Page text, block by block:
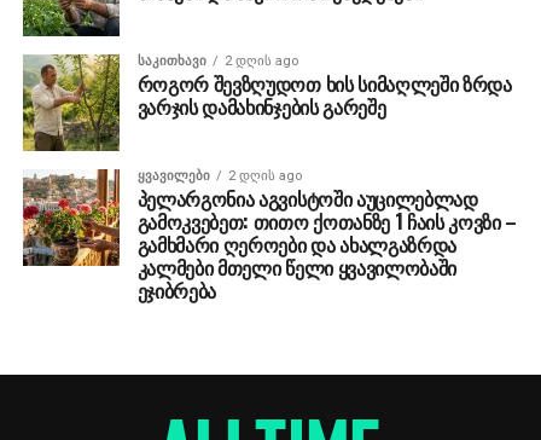
ᲡᲐᲙᲘᲗᲮᲐᲕᲘ 2 დღის ago
როგორ შევზღუდოთ ხის სიმაღლეში ზრდა
ვარჯის დამახინჯების გარეშე
ᲧᲕᲐᲕᲘᲚᲔᲑᲘ 2 დღის ago
პელარგონია აგვისტოში აუცილებლად
გამოკვებეთ: თითო ქოთანზე 1 ჩაის კოვზი –
გამხმარი ღეროები და ახალგაზრდა
კალმები მთელი წელი ყვავილობაში
ეჯიბრება